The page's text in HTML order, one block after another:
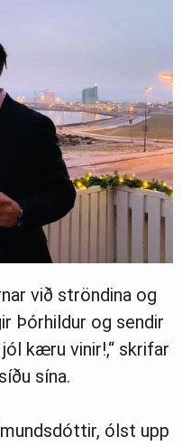
við ströndina og
Þórhildur og sendir
kæru vinir!,“ skrifar
sína.
ólst upp